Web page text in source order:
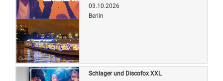
Quelle: Veranstalter
03.10.2026
Berlin
Schlager und Discofox XXL